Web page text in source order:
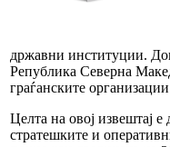
државни институции.
Република Северна
граѓанските
Целта на овој извештај
стратешките и